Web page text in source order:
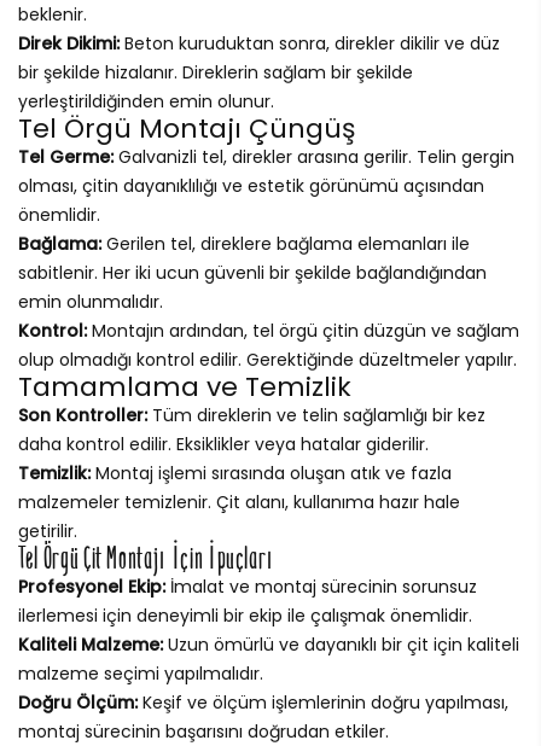
beklenir.
Direk Dikimi:Beton kuruduktan sonra, direkler dikilir ve düz
bir şekilde hizalanır. Direklerin sağlam bir şekilde
yerleştirildiğinden emin olunur.
Tel Örgü Montajı Çüngüş
Tel Germe:Galvanizli tel, direkler arasına gerilir. Telin gergin
olması, çitin dayanıklılığı ve estetik görünümü açısından
önemlidir.
Bağlama:Gerilen tel, direklere bağlama elemanları ile
sabitlenir. Her iki ucun güvenli bir şekilde bağlandığından
emin olunmalıdır.
Kontrol:Montajın ardından, tel örgü çitin düzgün ve sağlam
olup olmadığı kontrol edilir. Gerektiğinde düzeltmeler yapılır.
Tamamlama ve Temizlik
Son Kontroller:Tüm direklerin ve telin sağlamlığı bir kez
daha kontrol edilir. Eksiklikler veya hatalar giderilir.
Temizlik:Montaj işlemi sırasında oluşan atık ve fazla
malzemeler temizlenir. Çit alanı, kullanıma hazır hale
getirilir.
Tel Örgü Çit Montajı İçin İpuçları
Profesyonel Ekip:İmalat ve montaj sürecinin sorunsuz
ilerlemesi için deneyimli bir ekip ile çalışmak önemlidir.
Kaliteli Malzeme:Uzun ömürlü ve dayanıklı bir çit için kaliteli
malzeme seçimi yapılmalıdır.
Doğru Ölçüm:Keşif ve ölçüm işlemlerinin doğru yapılması,
montaj sürecinin başarısını doğrudan etkiler.